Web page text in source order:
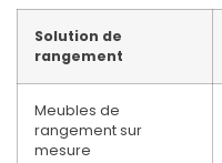
Solution de
rangement
Meubles de
rangement sur
mesure